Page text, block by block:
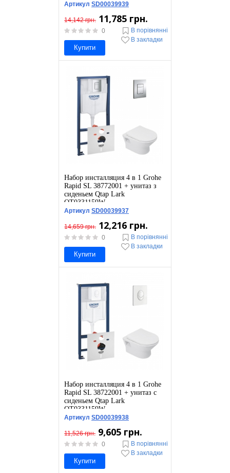
Артикул SD00039939
14,142 грн. 11,785 грн.
0
Купити
В порівнянні
В закладки
Набор инсталляция 4 в 1 Grohe
Rapid SL 38772001 + унитаз з
сиденьем Qtap Lark
QT0331159W
Артикул SD00039937
14,659 грн. 12,216 грн.
0
Купити
В порівнянні
В закладки
Набор инсталляция 4 в 1 Grohe
Rapid SL 38722001 + унитаз с
сиденьем Qtap Lark
QT0331159W
Артикул SD00039938
11,526 грн. 9,605 грн.
0
Купити
В порівнянні
В закладки